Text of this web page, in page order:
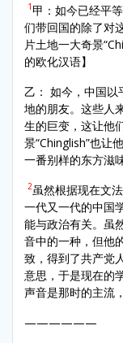
1 甲：如今已经平
们带回国的除了对
片土地一大奇景
的欧化汉语】
乙： 如今，中国以
地的朋友。这些人
生的巨变，这让他
景“Chinglish”也让
一番别样的东方滋
2虽然根据现在文
一代又一代的中国
能与政治有关。虽
音中的一种，但他
致，得到了共产党
意思，于是现在的
声音是那时的主流
——————